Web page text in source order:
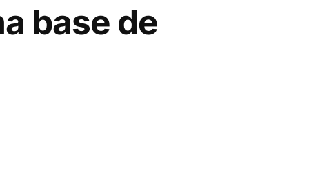
base de